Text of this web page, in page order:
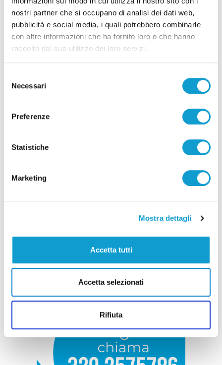
nostri partner che si occupano di analisi dei dati web,
pubblicità e social media, i quali potrebbero combinarle
con altre informazioni che ha fornito loro o che hanno
raccolto dal suo utilizzo dei loro servizi.
delNecessari
Preferenze
Statistiche
Marketing
Mostra dettagli
Accetta tutti
Accetta selezionati
Rifiuta
Fermo ricorda Giuseppe Lenoci, lo
studente morto durante un tirocinio
di Rossella Luciani